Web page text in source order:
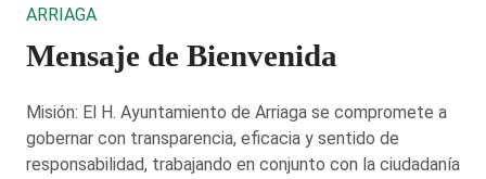
ARRIAGA
Mensaje de Bienvenida
Misión: El H. Ayuntamiento de Arriaga se compromete a
gobernar con transparencia, eficacia y sentido de
responsabilidad, trabajando en conjunto con la ciudadanía